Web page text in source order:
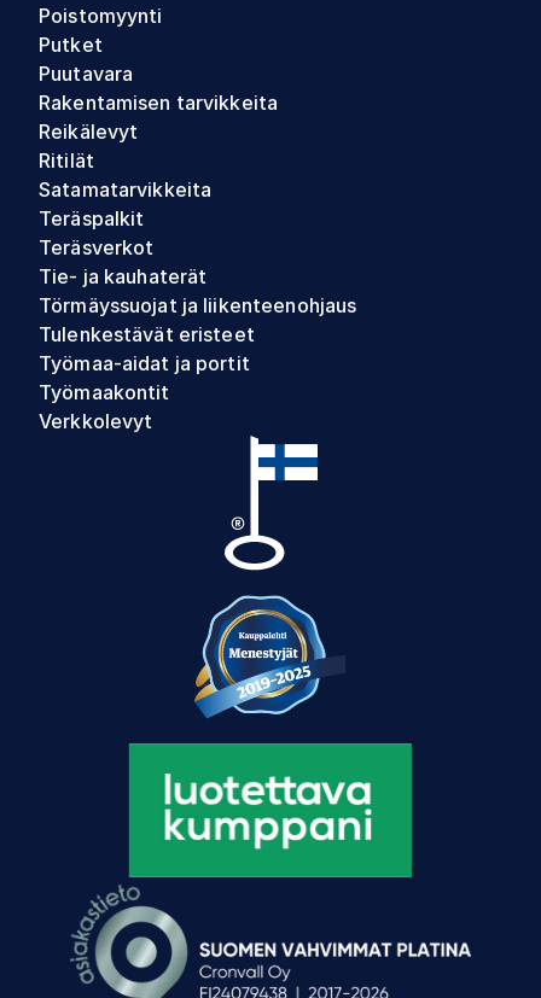
Poistomyynti
Putket
Puutavara
Rakentamisen tarvikkeita
Reikälevyt
Ritilät
Satamatarvikkeita
Teräspalkit
Teräsverkot
Tie- ja kauhaterät
Törmäyssuojat ja liikenteenohjaus
Tulenkestävät eristeet
Työmaa-aidat ja portit
Työmaakontit
Verkkolevyt